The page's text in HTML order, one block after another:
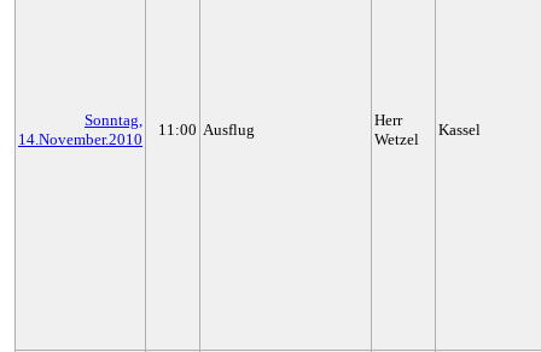
Sonntag,
14.November.2010
11:00 Ausflug
Herr
Wetzel
Kassel